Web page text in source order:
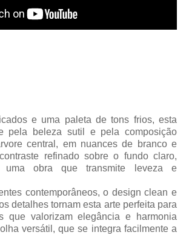
e uma paleta de tons frios, esta
pela beleza sutil e pela composição
central, em nuances de branco e
refinado sobre o fundo claro,
uma obra que transmite leveza e
contemporâneos, o design clean e
detalhes tornam esta arte perfeita para
que valorizam elegância e harmonia
versátil, que se integra facilmente a